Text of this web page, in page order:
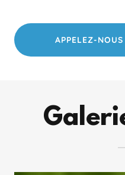
APPELEZ-